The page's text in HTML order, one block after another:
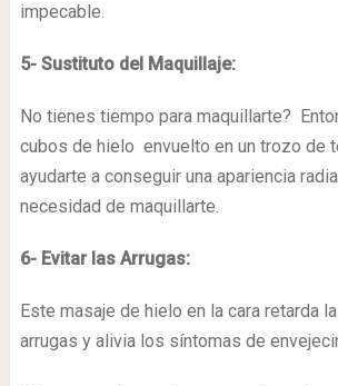
impecable.
5- Sustituto del Maquillaje:
No tienes tiempo para maquillarte?
cubos de hielo envuelto en un trozo de
ayudarte a conseguir una apariencia
necesidad de maquillarte.
6- Evitar las Arrugas:
Este masaje de hielo en la cara retarda
arrugas y alivia los síntomas de